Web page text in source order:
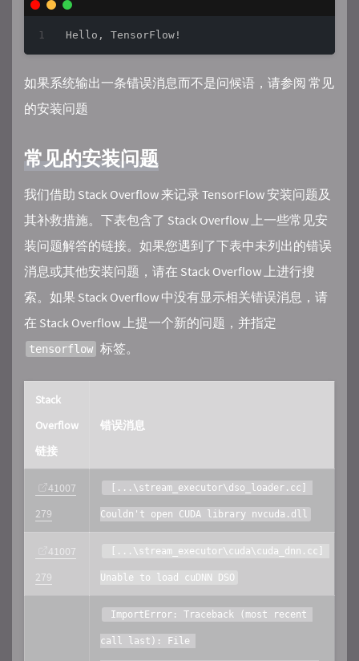
如果系统输出一条错误消息而不是问候语，请参阅 常见
的安装问题
常见的安装问题
我们借助 Stack Overflow 来记录 TensorFlow 安装问题及
其补救措施。下表包含了 Stack Overflow 上一些常见安
装问题解答的链接。如果您遇到了下表中未列出的错误
消息或其他安装问题，请在 Stack Overflow 上进行搜
索。如果 Stack Overflow 中没有显示相关错误消息，请
在 Stack Overflow 上提一个新的问题，并指定
tensorflow 标签。
Stack
Overflow
链接
错误消息
41007
279
Couldn't open CUDA library nvcuda.dll
41007
279
Unable to load cuDNN DSO
call last): File